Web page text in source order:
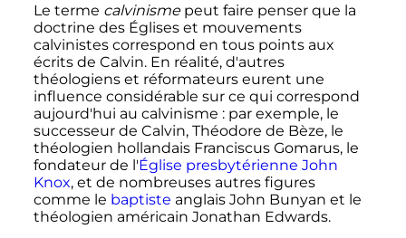
Le terme calvinismepeut faire penser que la
doctrine des Églises et mouvements
calvinistes correspond en tous points aux
écrits de Calvin. En réalité, d'autres
théologiens et réformateurs eurent une
influence considérable sur ce qui correspond
aujourd'hui au calvinisme : par exemple, le
successeur de Calvin, Théodore de Bèze, le
théologien hollandais Franciscus Gomarus, le
fondateur de l'Église presbytérienne John
Knox, et de nombreuses autres figures
comme le baptiste anglais John Bunyan et le
théologien américain Jonathan Edwards.